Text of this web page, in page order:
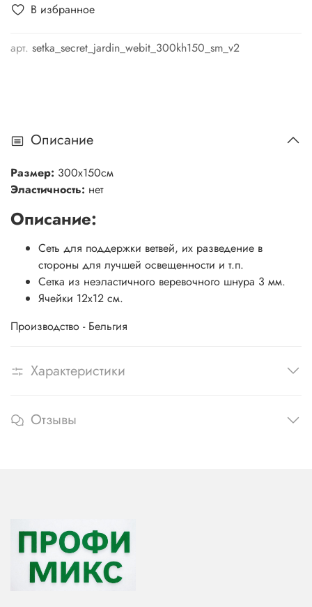
В избранное
арт. setka_secret_jardin_webit_300kh150_sm_v2
Описание
Размер: 300х150см
Эластичность: нет
Описание:
Сеть для поддержки ветвей, их разведение в
стороны для лучшей освещенности и т.п.
Сетка из неэластичного веревочного шнура 3 мм.
Ячейки 12х12 см.
Производство - Бельгия
Характеристики
Отзывы